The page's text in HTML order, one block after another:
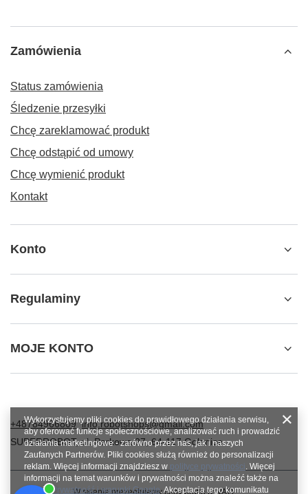
Zamówienia
Status zamówienia
Śledzenie przesyłki
Chcę zareklamować produkt
Chcę odstąpić od umowy
Chcę wymienić produkt
Kontakt
Konto
Regulaminy
MOJE KONTO
+48784966809 info.robotshops@gmail.com
SUPERROBOT,ul. Parkowa 27,64-117Gołanice
W sklepie prezentujemy ceny brutto (z VAT).
Wykorzystujemy pliki cookies do prawidłowego działania serwisu,
aby oferować funkcje społecznościowe, analizować ruch i prowadzić
działania marketingowe - zarówno przez nas, jak i naszych
Zaufanych Partnerów. Pliki cookies służą również do personalizacji
reklam. Więcej informacji znajdziesz w polityce prywatności. Więcej
informacji na temat warunków i prywatności można znaleźć także na
stronie Prywatność i warunki Google. Akceptacja tego komunikatu